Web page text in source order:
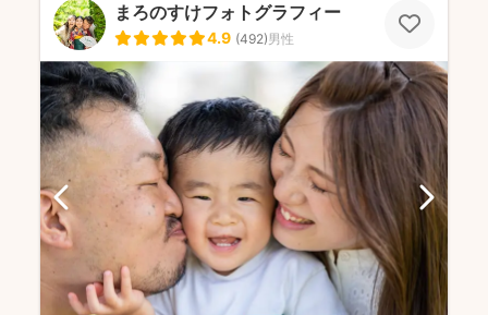
まろのすけフォトグラフィー
4.9 (492)男性